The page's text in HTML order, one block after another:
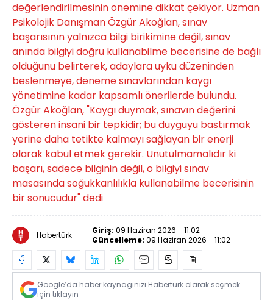
değerlendirilmesinin önemine dikkat çekiyor. Uzman
Psikolojik Danışman Özgür Akoğlan, sınav
başarısının yalnızca bilgi birikimine değil, sınav
anında bilgiyi doğru kullanabilme becerisine de bağlı
olduğunu belirterek, adaylara uyku düzeninden
beslenmeye, deneme sınavlarından kaygı
yönetimine kadar kapsamlı önerilerde bulundu.
Özgür Akoğlan, "Kaygı duymak, sınavın değerini
gösteren insani bir tepkidir; bu duyguyu bastırmak
yerine daha tetikte kalmayı sağlayan bir enerji
olarak kabul etmek gerekir. Unutulmamalıdır ki
başarı, sadece bilginin değil, o bilgiyi sınav
masasında soğukkanlılıkla kullanabilme becerisinin
bir sonucudur" dedi
Habertürk Giriş: 09 Haziran 2026 - 11:02
Güncelleme: 09 Haziran 2026 - 11:02
Google’da haber kaynağınızı Habertürk olarak seçmek
için tıklayın